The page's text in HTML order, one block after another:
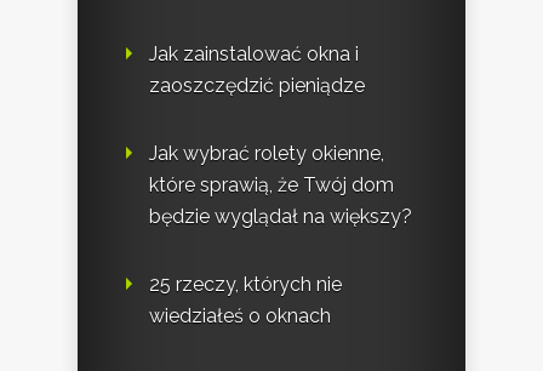
Jak zainstalować okna i
zaoszczędzić pieniądze
Jak wybrać rolety okienne,
które sprawią, że Twój dom
będzie wyglądał na większy?
25 rzeczy, których nie
wiedziałeś o oknach